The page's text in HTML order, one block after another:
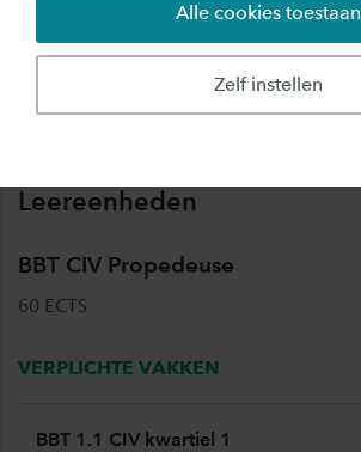
Zelf instellen
Alle cookies toestaan
Voltijd
Leereenheden
BBT CIV Propedeuse
60 ECTS
VERPLICHTE VAKKEN
BBT 1.1 CIV kwartiel 1